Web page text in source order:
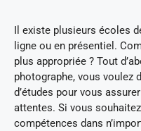
Il existe plusieurs écoles
ligne ou en présentiel.
plus appropriée ? Tout
photographe, vous voulez
d’études pour vous
attentes. Si vous
compétences dans